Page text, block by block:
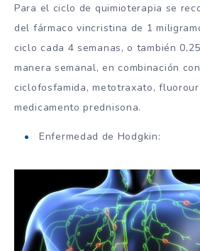
Para el ciclo de quimioterapia se
del fármaco vincristina de 1
ciclo cada 4 semanas, o también
manera semanal, en combinación
ciclofosfamida, metotraxato,
medicamento prednisona.
Enfermedad de Hodgkin: